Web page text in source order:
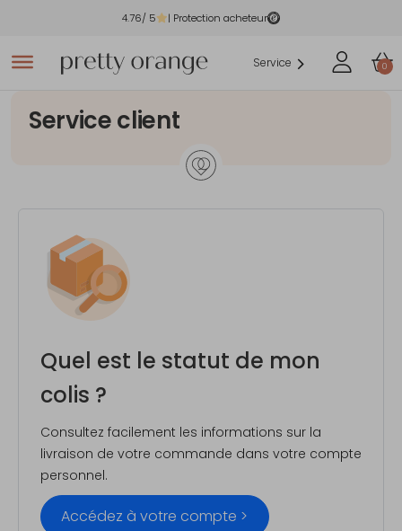
4.76/ 5 | Protection acheteur
Service 0
Service client
Quel est le statut de mon
colis ?
Consultez facilement les informations sur la
livraison de votre commande dans votre compte
personnel.
Accédez à votre compte >